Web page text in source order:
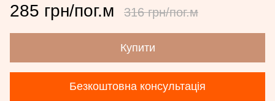
285 грн/пог.м 316 грн/пог.м
Купити
Безкоштовна консультація